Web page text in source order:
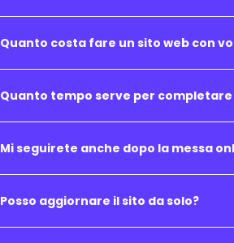
Quanto costa fare un sito web con
Quanto tempo serve per completare
Mi seguirete anche dopo la messa
Posso aggiornare il sito da solo?